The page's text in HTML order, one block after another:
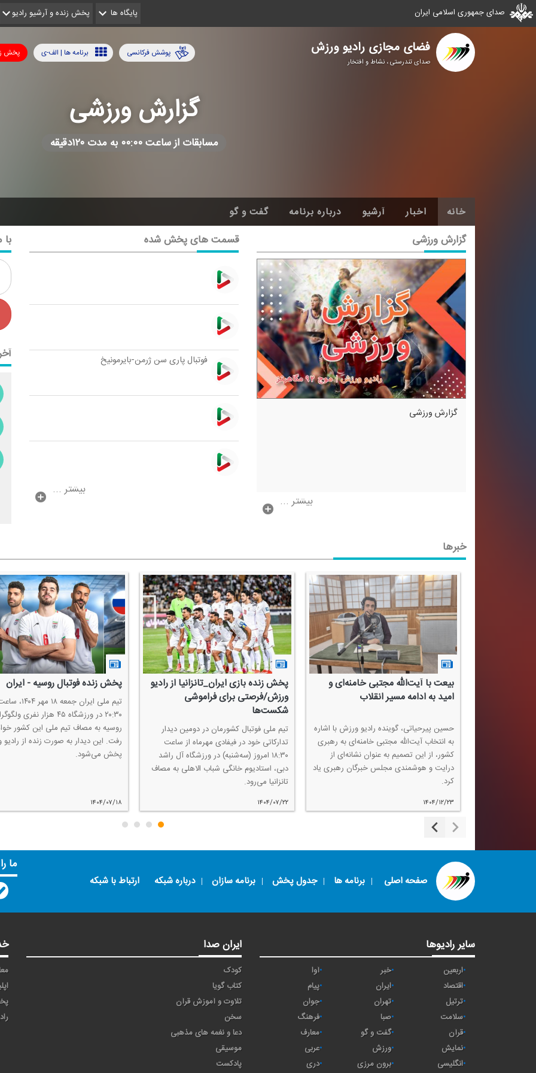
صدای جمهوری اسلامی ایران پایگاه ها پخش زنده و آرشیو رادیو
فضای مجازی رادیو ورزش
صدای تندرستی ، نشاط و افتخار
پخش برنامه ها | الف-ی پوشش فرکانسی
گزارش ورزشی
مسابقات از ساعت ۰۰:۰۰ به مدت ۱۲۰دقیقه
خانه اخبار آرشیو درباره برنامه گفت و گو
گزارش ورزشی
گزارش ورزشی
بیشتر ...
قسمت های پخش شده
فوتبال پاری سن ژرمن-بایرمونیخ
بیشتر ...
با
خبرها
مجتبی خامنه‌ای و
گوینده رادیو ورزش با اشاره
مجتبی خامنه‌ای به رهبری
به عنوان نشانه‌ای از
مجلس خبرگان رهبری یاد
پخش زنده بازی ایران_تانزانیا از رادیو
ورزش/فرصتی برای فراموشی
تیم ملی فوتبال كشورمان در دومین دیدار
تداركاتی خود در فیفادی مهرماه از ساعت
۱۸:۳۰ امروز (سه‌شنبه) در ورزشگاه آل راشد
دبی، استادیوم خانگی شباب الاهلی به مصاف
پخش زنده فوتبال روسیه - ایران
تیم ملی ایران جمعه ۱۸ مهر ۱۴۰۴، ساعت
۲۰:۳۰ در ورزشگاه ۴۵ هزار نفری ولگوگراد
روسیه به مصاف تیم ملی این كشور خواهد
رفت. این دیدار به صورت زنده از رادیو ورزش
پخش می‌شود.
شكست تیم ملی
چك؛ رویای صعود
تیم ملی والیبال ایران كه
صربستان به مرحله یك
رقابت‌های قهرمانی جهان
رسیدن به جمع چهار تیم
جمهوری چك رفت اما
صفحه اصلی برنامه ها جدول پخش برنامه سازان درباره شبکه ارتباط با شبکه
ما
سایر رادیوها
اربعین خبر
آوا
اقتصاد
ايران
پیام
ترتیل
تهران
جوان
سلامت
صبا
فرهنگ
قرآن
گفت و گو
معارف
نمایش
ورزش
عربی
انگلیسی
برون مرزی
دری
ایران صدا
کودک
کتاب گویا
تلاوت و آموزش قرآن
سخن
دعا و نغمه های مذهبی
موسیقی
پادکست